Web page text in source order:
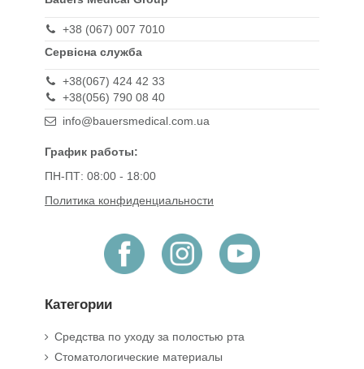
+38 (067) 007 7010
Сервісна служба
+38(067) 424 42 33
+38(056) 790 08 40
info@bauersmedical.com.ua
График работы:
ПН-ПТ: 08:00 - 18:00
Политика конфиденциальности
Категории
Средства по уходу за полостью рта
Стоматологические материалы